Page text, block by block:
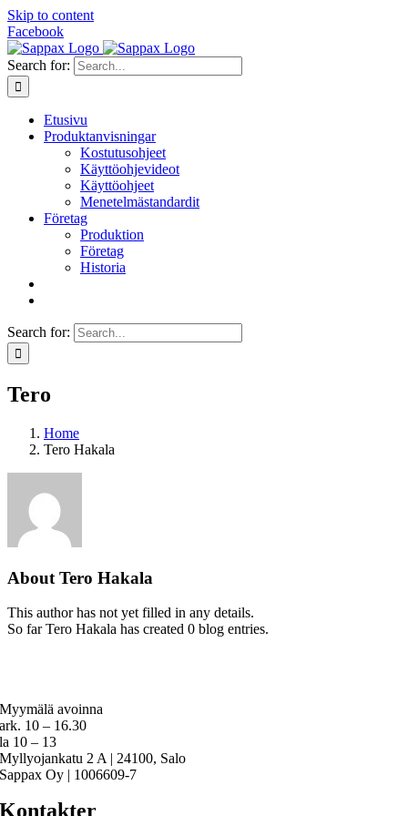
Skip to content
Facebook
Search for:
Etusivu
Produktanvisningar
Kostutusohjeet
Käyttöohjevideot
Käyttöohjeet
Menetelmästandardit
Företag
Produktion
Företag
Historia
Search for:
Tero
Home
Tero Hakala
About Tero Hakala
This author has not yet filled in any details.
So far Tero Hakala has created 0 blog entries.
Myymälä avoinna
ark. 10 – 16.30
la 10 – 13
Myllyojankatu 2 A | 24100, Salo
Sappax Oy | 1006609-7
Kontakter